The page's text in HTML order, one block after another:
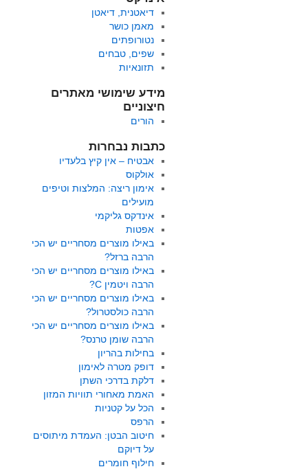
דיאטנית, דיאטן
מאמן כושר
נטורופתים
שפים, טבחים
תזונאיות
מידע שימושי מאתרים
חיצוניים
הורים
כתבות נבחרות
אבטיח – אין קיץ בלעדיו
אולקוס
אימון ריצה: המלצות וטיפים
מועילים
אינדקס גליקמי
אפטות
באילו מוצרים מסחריים יש הכי
הרבה ברזל?
באילו מוצרים מסחריים יש הכי
הרבה ויטמין C?
באילו מוצרים מסחריים יש הכי
הרבה כולסטרול?
באילו מוצרים מסחריים יש הכי
הרבה שומן טרנס?
בחילות בהריון
דופק מטרה לאימון
דלקת בדרכי השתן
האמת מאחורי תוויות המזון
הכל על קטניות
הרפס
חיטוב הבטן: העמדת מיתוסים
על דיוקם
חילוף חומרים